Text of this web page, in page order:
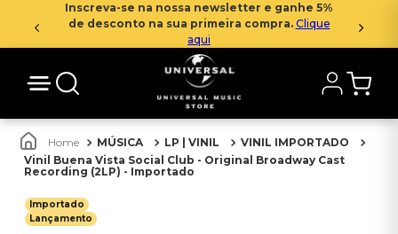
Inscreva-se na nossa newsletter e ganhe 5%
de desconto na sua primeira compra. Clique
aqui
MÚSICA LP | VINIL
VINIL IMPORTADO
Vinil Buena Vista Social Club - Original Broadway Cast
Recording (2LP) - Importado
Importado
Lançamento